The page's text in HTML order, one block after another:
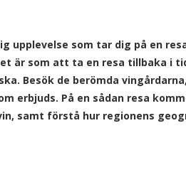
upplevelse som tar dig på en
är som att ta en resa tillbaka i
Besök de berömda
erbjuds. På en sådan resa
samt förstå hur regionens